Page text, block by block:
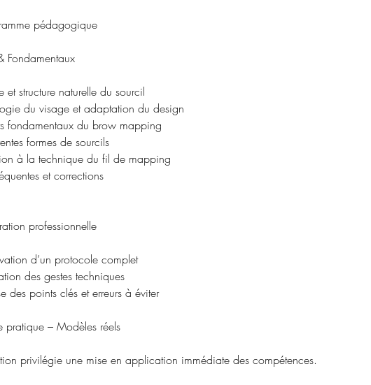
pédagogique
Fondamentaux
et structure naturelle du sourcil
du visage et adaptation du design
fondamentaux du brow mapping
formes de sourcils
à la technique du fil de mapping
et corrections
professionnelle
d’un protocole complet
des gestes techniques
des points clés et erreurs à éviter
– Modèles réels
privilégie une mise en application immédiate des compétences.